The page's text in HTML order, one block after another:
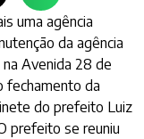
uma agência
da agência
Avenida 28 de
fechamento da
do prefeito Luiz
prefeito se reuniu